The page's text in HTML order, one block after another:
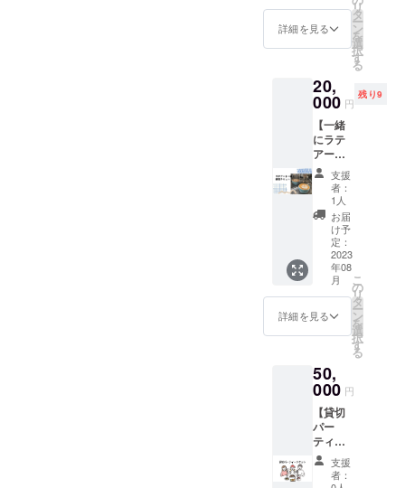
すので
ご了承
好な焼
き菓子
が含ま
れる可
能性が
ござい
ます
（味は
変わり
ませ
ん！）
もご用
意♩先
となり
ます。
当日は
ぜひ
Instagr
am等の
SNSで
拡散を
お願い
しま
す！※万
が一、
開催日
時の変
更があ
る場合
には
しま
す。
わいい
ホール
ケーキ
をお作
しま
す。 お
好みの
色味や
文字で
お作り
が可能
ですの
で、オ
タ活に
も是非
おすす
めで
す！１
８セン
チの
ホール
１台※店
受け取
り可能
な方の
みとな
りま
す。1年
以内を
目安に
詳細を見る
リ
タ
ー
ン
を
選
択
す
る
20,
000 円
残り9
【一緒
にラテ
アート
をやっ
てみた
い！】
エスプ
レッソ
マシン
を使っ
てラテ
アート
を一緒
に体験
してい
ただけ
ケット
です。
店主も
まだま
だ練習
中のた
め、一
緒に
支援
者：
1人
お届
け予
定：
2023
年08
月
詳細を見る
こ
の
リ
タ
ー
ン
を
選
択
す
る
50,
000 円
【貸切
パー
ティー
権】店
休日に
お店を
支援
者：